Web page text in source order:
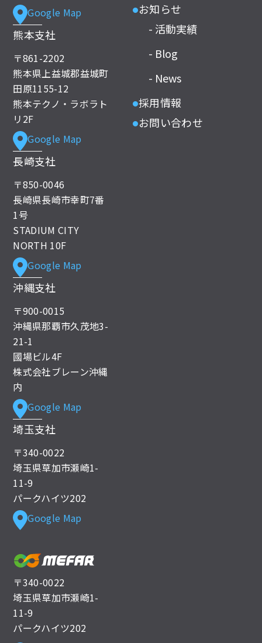
Google Map
熊本支社
〒861-2202
熊本県上益城郡益城町
田原1155-12
熊本テクノ・ラボラト
リ2F
Google Map
長崎支社
〒850-0046
長崎県長崎市幸町7番
1号
STADIUM CITY
NORTH 10F
Google Map
沖縄支社
〒900-0015
沖縄県那覇市久茂地3-
21-1
國場ビル4F
株式会社ブレーン沖縄
内
Google Map
埼玉支社
〒340-0022
埼玉県草加市瀬崎1-
11-9
パークハイツ202
Google Map
〒340-0022
埼玉県草加市瀬崎1-
11-9
パークハイツ202
● お知らせ
- 活動実績
- Blog
- News
●採用情報
● お問い合わせ